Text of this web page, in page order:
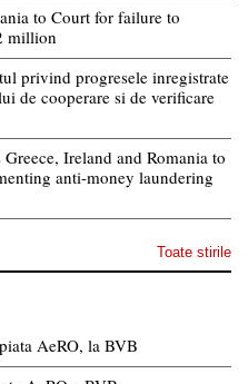
to Court for failure to
million
privind progresele inregistrate
de cooperare si de verificare
Ireland and Romania to
anti-money laundering
Toate stirile
AeRO, la BVB